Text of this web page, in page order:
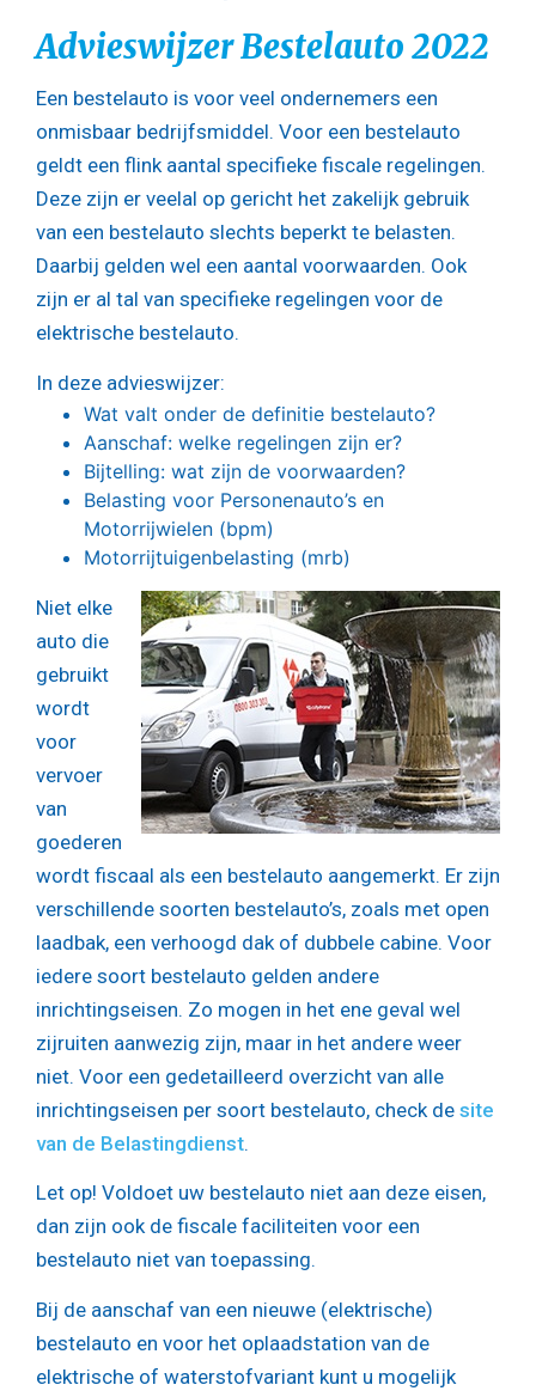
Advieswijzer Bestelauto 2022
Een bestelauto is voor veel ondernemers een
onmisbaar bedrijfsmiddel. Voor een bestelauto
geldt een flink aantal specifieke fiscale regelingen.
Deze zijn er veelal op gericht het zakelijk gebruik
van een bestelauto slechts beperkt te belasten.
Daarbij gelden wel een aantal voorwaarden. Ook
zijn er al tal van specifieke regelingen voor de
elektrische bestelauto.
In deze advieswijzer:
Wat valt onder de definitie bestelauto?
Aanschaf: welke regelingen zijn er?
Bijtelling: wat zijn de voorwaarden?
Belasting voor Personenauto’s en
Motorrijwielen (bpm)
Motorrijtuigenbelasting (mrb)
Niet elke
auto die
gebruikt
wordt
voor
vervoer
van
goederen
wordt fiscaal als een bestelauto aangemerkt. Er zijn
verschillende soorten bestelauto’s, zoals met open
laadbak, een verhoogd dak of dubbele cabine. Voor
iedere soort bestelauto gelden andere
inrichtingseisen. Zo mogen in het ene geval wel
zijruiten aanwezig zijn, maar in het andere weer
niet. Voor een gedetailleerd overzicht van alle
inrichtingseisen per soort bestelauto, check de site
van de Belastingdienst.
Let op! Voldoet uw bestelauto niet aan deze eisen,
dan zijn ook de fiscale faciliteiten voor een
bestelauto niet van toepassing.
Bij de aanschaf van een nieuwe (elektrische)
bestelauto en voor het oplaadstation van de
elektrische of waterstofvariant kunt u mogelijk